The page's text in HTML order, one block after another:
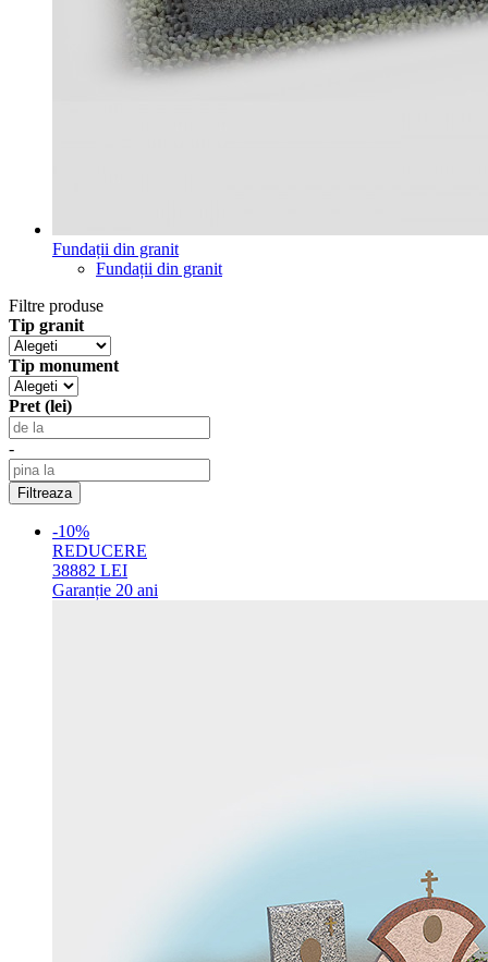
Fundații din granit
Fundații din granit
Filtre produse
Tip granit
Tip monument
Pret (lei)
-
-10%
REDUCERE
38882 LEI
Garanție 20 ani